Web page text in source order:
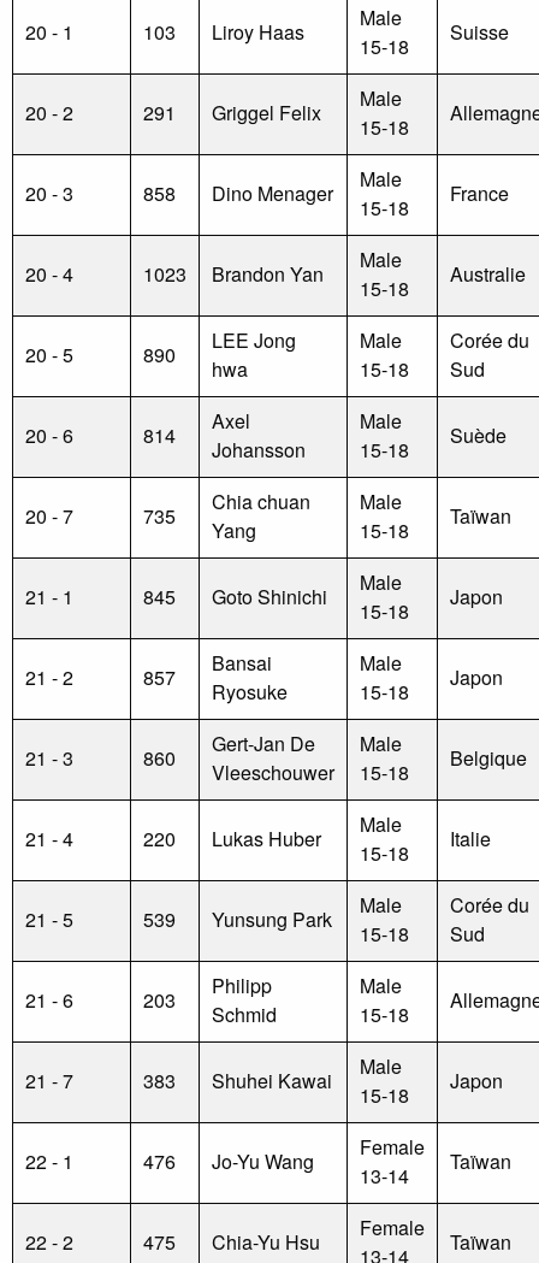
20 - 1 103 Liroy Haas
Male
15-18
Suisse
20 - 2 291 Griggel Felix
Male
15-18
20 - 3 858 Dino Menager
Male
15-18
France
20 - 4 1023 Brandon Yan
Male
15-18
Australie
20 - 5 890
LEE Jong
hwa
Male
15-18
Corée du
Sud
20 - 6 814
Axel
Johansson
Male
15-18
Suède
20 - 7 735
Chia chuan
Yang
Male
15-18
Taïwan
21 - 1 845 Goto Shinichi
Male
15-18
Japon
21 - 2 857
Bansai
Ryosuke
Male
15-18
Japon
21 - 3 860
Gert-Jan De
Vleeschouwer
Male
15-18
Belgique
21 - 4 220 Lukas Huber
Male
15-18
Italie
21 - 5 539 Yunsung Park
Male
15-18
Corée du
Sud
21 - 6 203
Philipp
Schmid
Male
15-18
21 - 7 383 Shuhei Kawai
Male
15-18
Japon
22 - 1 476 Jo-Yu Wang
Female
13-14
Taïwan
22 - 2 475 Chia-Yu Hsu
Female
13-14
Taïwan